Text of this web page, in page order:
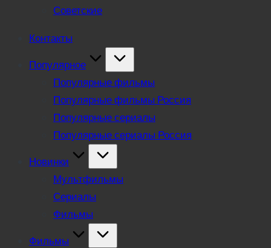
Советские
Контакты
Популярное
Популярные фильмы
Популярные фильмы Россия
Популярные сериалы
Популярные сериалы Россия
Новинки
Мультфильмы
Сериалы
Фильмы
Фильмы